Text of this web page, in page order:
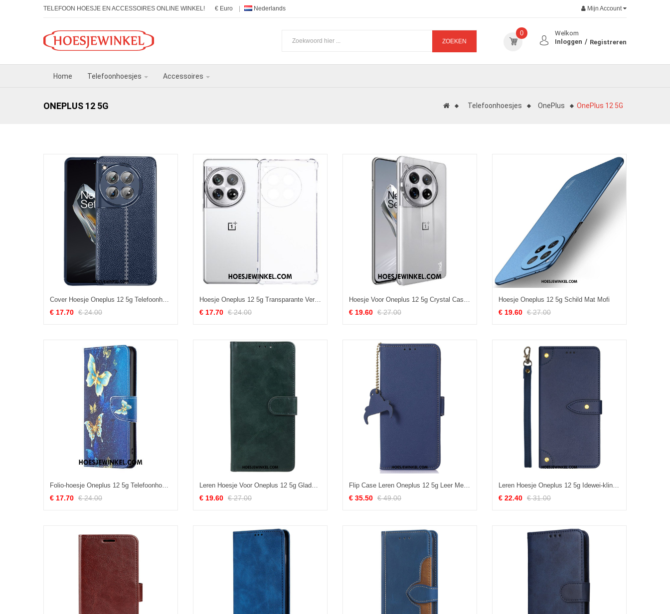
TELEFOON HOESJE EN ACCESSOIRES ONLINE WINKEL! € Euro Nederlands Mijn Account
ZOEKEN
Welkom
Inloggen
Registreren
0
Home Telefoonhoesjes Accessoires
ONEPLUS 12 5G Telefoonhoesjes OnePlus OnePlus 12 5G
Cover Hoesje Oneplus 12 5g Telefoonhoesje Dubbele Lijn
€ 17.70 € 24.00
Hoesje Oneplus 12 5g Transparante Versterkte Hoeken
€ 17.70 € 24.00
Hoesje Voor Oneplus 12 5g Crystal Case Ii Pro Imak
€ 19.60 € 27.00
Hoesje Oneplus 12 5g Schild Mat Mofi
€ 19.60 € 27.00
Folio-hoesje Oneplus 12 5g Telefoonhoesje Gouden Vlinders Op Blauwe Achtergrond
€ 17.70 € 24.00
Leren Hoesje Voor Oneplus 12 5g Gladde Textuur Met Riem
€ 19.60 € 27.00
Flip Case Leren Oneplus 12 5g Leer Met Rfid-blokkeertechnologie
€ 35.50 € 49.00
Leren Hoesje Oneplus 12 5g Idewei-klinknagels Bescherming Hoesje
€ 22.40 € 31.00